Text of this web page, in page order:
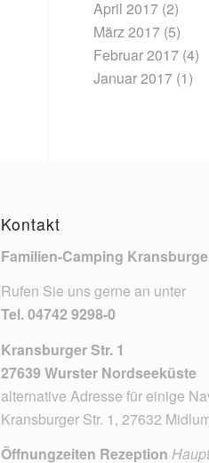
April 2017(2)
März 2017(5)
Februar 2017(4)
Januar 2017(1)
Kontakt
Familien-Camping
Rufen Sie uns gerne an unter
Tel.04742 9298-0
Kransburger Str. 1
27639 Wurster Nordseeküste
alternative Adresse für einige
Kransburger Str. 1, 27632
Öffnungzeiten Rezeption